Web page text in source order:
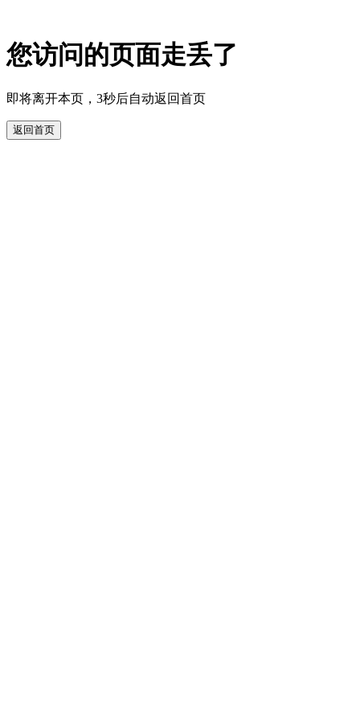
您访问的页面走丢了
即将离开本页，3秒后自动返回首页
返回首页